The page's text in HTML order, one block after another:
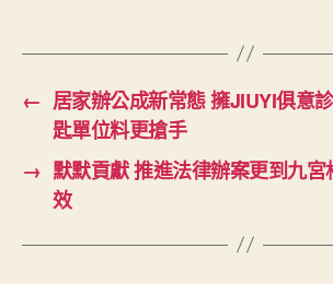
← 居家辦公成新常態 擁JIUYI俱意
匙單位料更搶手
→ 默默貢獻 推進法律辦案更到九
效